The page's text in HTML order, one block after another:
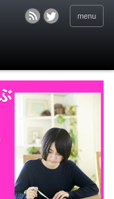
menu